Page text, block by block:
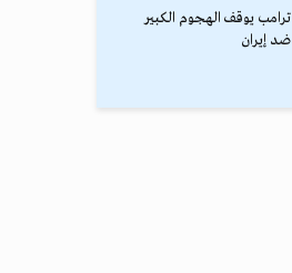
ترامب يوقف الهجوم الكبير
ضد إيران